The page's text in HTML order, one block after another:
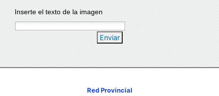
Inserte el texto de la imagen
Enviar
Red Provincial